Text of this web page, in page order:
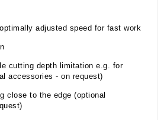
adjusted speed for fast work
cutting depth limitation e.g. for
accessories - on request)
close to the edge (optional